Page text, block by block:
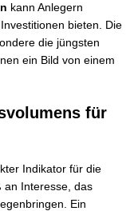
kann Anlegern
bieten. Die
die jüngsten
ein Bild von einem
für
Indikator für die
an Interesse, das
Ein